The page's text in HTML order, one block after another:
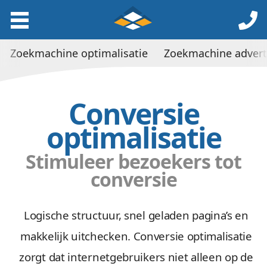
Conversie
optimalisatie
Stimuleer bezoekers tot
conversie
Logische structuur, snel geladen pagina’s en
makkelijk uitchecken. Conversie optimalisatie
zorgt dat internetgebruikers niet alleen op de
Zoekmachine optimalisatie Zoekmachine